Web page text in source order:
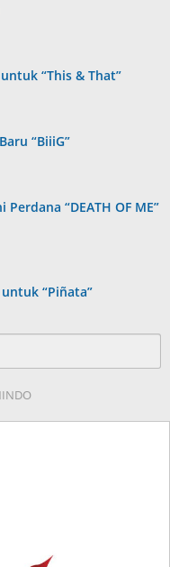
“This & That”
“BiiiG”
“DEATH OF ME”
“Piñata”